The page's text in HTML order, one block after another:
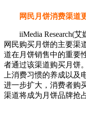
网民月饼消费渠道
iiMedia Research(艾
网民购买月饼的主要渠
道在月饼销售中的重要
者通过该渠道购买月饼
上消费习惯的养成以
进一步扩大，消费者购
渠道将成为月饼品牌抢